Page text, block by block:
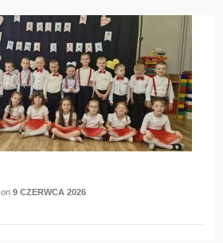
on 9 CZERWCA 2026